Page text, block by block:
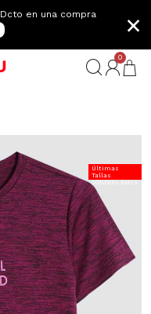
Dcto en una compra
×
0
Últimas
Tallas
20%Dcto Extra